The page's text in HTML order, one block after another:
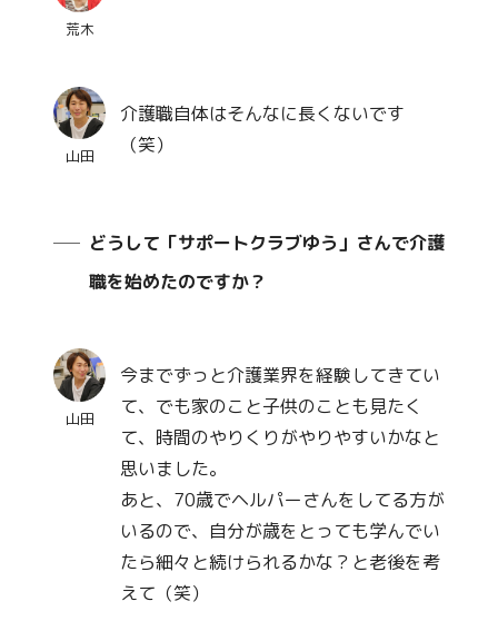
荒木
山田
介護職自体はそんなに長くないです
（笑）
どうして「サポートクラブゆう」さんで介護
職を始めたのですか？
山田
今までずっと介護業界を経験してきてい
て、でも家のこと子供のことも見たく
て、時間のやりくりがやりやすいかなと
思いました。
あと、70歳でヘルパーさんをしてる方が
いるので、自分が歳をとっても学んでい
たら細々と続けられるかな？と老後を考
えて（笑）